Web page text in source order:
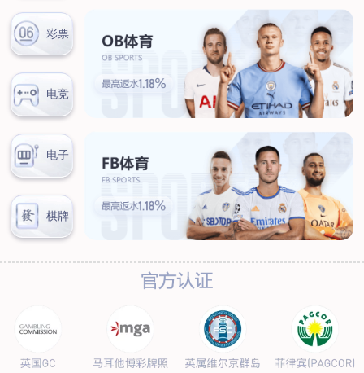
诚信为本，以德而立，顾客第一，信誉至上
首页新闻中心
公司动态
公司动态
行业动态
喜迎佳节 共谱新篇章
来源：青岛王涛数据分析与服务有限公司
旧日的时光已经悄然远去，迎接而来是新的一年。新年伊
始，愿大家平安顺遂。值此之际，青岛王涛数据分析与服务有限
公司向全体员工致以节日的问候和最美好的祝愿！